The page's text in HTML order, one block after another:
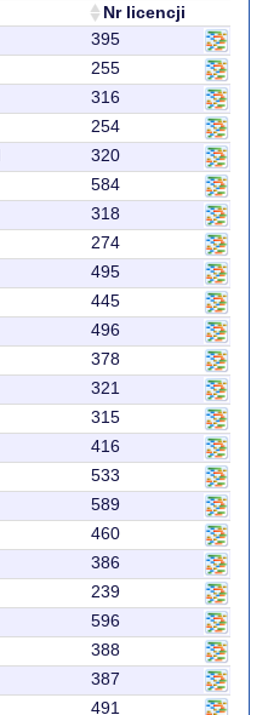
Nr licencji
395
255
316
254
320
584
318
274
495
445
496
378
321
315
416
533
589
460
386
239
596
388
387
491